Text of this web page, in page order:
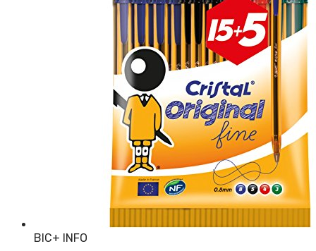
BIC+ INFO